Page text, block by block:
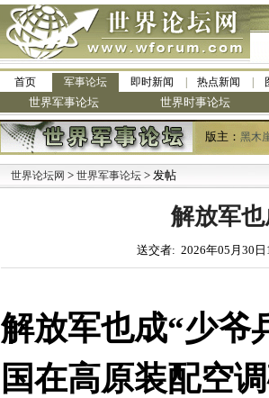
首页 军事论坛 即时新闻 热点新闻
世界军事论坛 世界时事论坛
版主： 黑木
世界论坛网 > 世界军事论坛 > 发帖
解放军也
送交者: 2026年05月30
解放军也成“少爷
国在高原装配空